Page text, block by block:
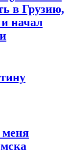
в Грузию,
начал
меня